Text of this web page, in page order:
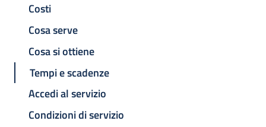
Costi
Cosa serve
Cosa si ottiene
Tempi e scadenze
Accedi al servizio
Condizioni di servizio